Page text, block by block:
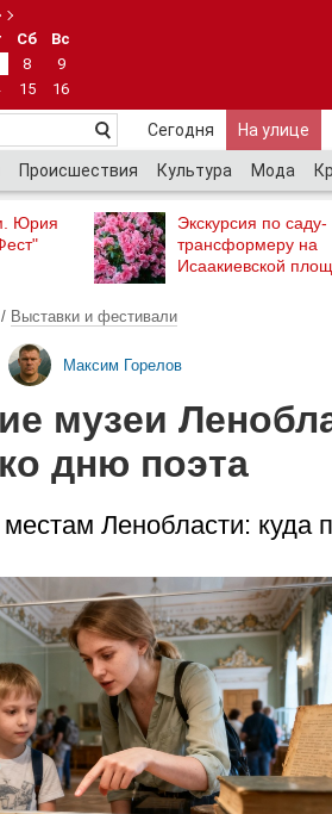
Сб
Вс
8
9
15 16
Сегодня На улице
Происшествия Культура Мода
Юрия
Экскурсия по саду-
трансформеру на
Исаакиевской
/ Выставки и фестивали
Максим Горелов
музеи
дню поэта
Ленобласти: куда